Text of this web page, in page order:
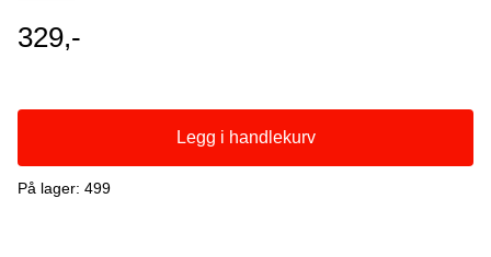
Ryfylke Visegruppe. I 2023 blei han ramma av hjerneslag, og
mange av dikta krinsar rundt dette. Birkedals tekst-gløttar – frå
– Einar Økland
329,-
Legg i handlekurv
På lager: 499